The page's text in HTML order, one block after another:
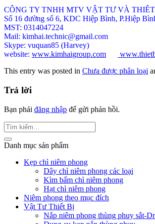
CÔNG TY TNHH MTV VẬT TƯ VÀ
Số 16 đường số 6, KDC Hiệp Bình, P.Hiệp
MST: 0314047224
Mail: kimhai.technic@gmail.com
Skype: vuquan85 (Harvey)
website: www.kimhaigroup.com
This entry was posted in Chưa được phân loại
Trả lời
Bạn phải đăng nhập để gửi phản hồi.
Danh mục sản phẩm
Kẹp chì niêm phong
Dây chì niêm phong các loại
Kìm bấm chì niêm phong
Hạt chì niêm phong
Niêm phong theo mục đích
Vật Tư Thiết Bị
Nắp niêm phong thùng phuy sắt-